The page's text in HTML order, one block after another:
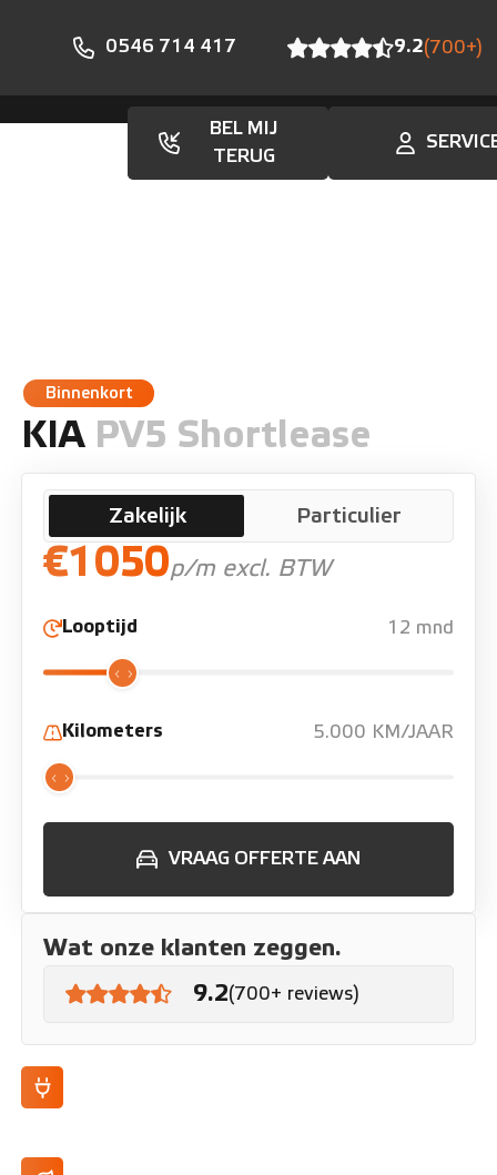
0546 714 417 9.2(700+)
BEL MIJ
TERUG
Binnenkort
KIA PV5 Shortlease
Zakelijk Particulier
€1050p/m excl. BTW
Looptijd 12 mnd
Kilometers 5.000 KM/JAAR
VRAAG OFFERTE AAN
Wat onze klanten zeggen.
9.2(700+ reviews)